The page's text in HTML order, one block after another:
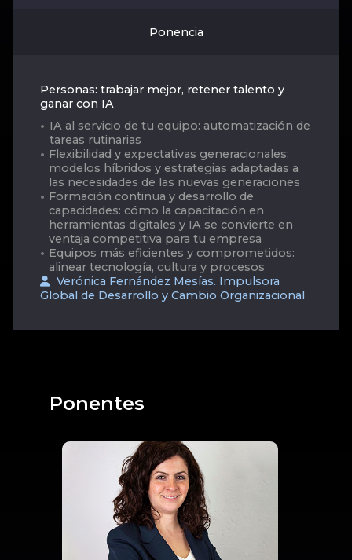
Ponencia
Personas: trabajar mejor, retener talento y
ganar con IA
IA al servicio de tu equipo: automatización de
tareas rutinarias
Flexibilidad y expectativas generacionales:
modelos híbridos y estrategias adaptadas a
las necesidades de las nuevas generaciones
Formación continua y desarrollo de
capacidades: cómo la capacitación en
herramientas digitales y IA se convierte en
ventaja competitiva para tu empresa
Equipos más eficientes y comprometidos:
alinear tecnología, cultura y procesos
Verónica Fernández Mesías. Impulsora
Global de Desarrollo y Cambio Organizacional
Ponentes